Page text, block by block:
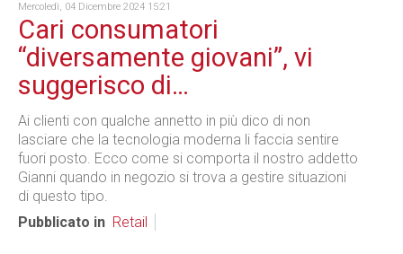
Mercoledì, 04 Dicembre 2024 15:21
Cari consumatori
“diversamente giovani”, vi
suggerisco di…
Ai clienti con qualche annetto in più dico di non
lasciare che la tecnologia moderna li faccia sentire
fuori posto. Ecco come si comporta il nostro addetto
Gianni quando in negozio si trova a gestire situazioni
di questo tipo.
Pubblicato in Retail